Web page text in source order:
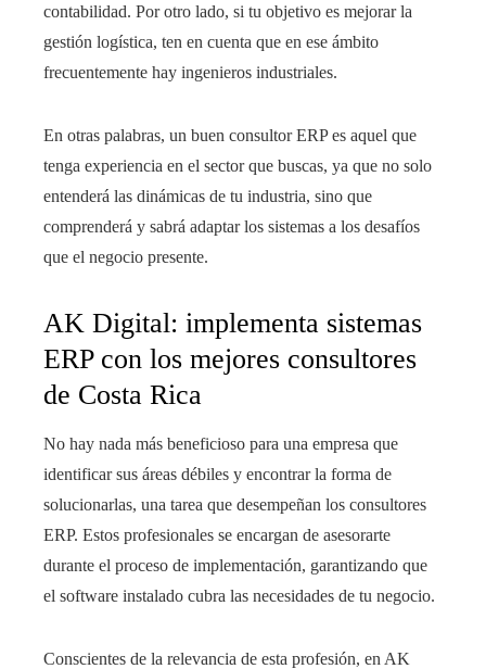
contabilidad. Por otro lado, si tu objetivo es mejorar la
gestión logística, ten en cuenta que en ese ámbito
frecuentemente hay ingenieros industriales.
En otras palabras, un buen consultor ERP es aquel que
tenga experiencia en el sector que buscas, ya que no solo
entenderá las dinámicas de tu industria, sino que
comprenderá y sabrá adaptar los sistemas a los desafíos
que el negocio presente.
AK Digital: implementa sistemas
ERP con los mejores consultores
de Costa Rica
No hay nada más beneficioso para una empresa que
identificar sus áreas débiles y encontrar la forma de
solucionarlas, una tarea que desempeñan los consultores
ERP. Estos profesionales se encargan de asesorarte
durante el proceso de implementación, garantizando que
el software instalado cubra las necesidades de tu negocio.
Conscientes de la relevancia de esta profesión, en AK